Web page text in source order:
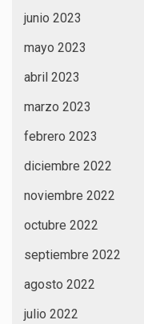
junio 2023
mayo 2023
abril 2023
marzo 2023
febrero 2023
diciembre 2022
noviembre 2022
octubre 2022
septiembre 2022
agosto 2022
julio 2022